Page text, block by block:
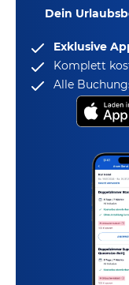
Dein
Exklusive
Komplett
Alle